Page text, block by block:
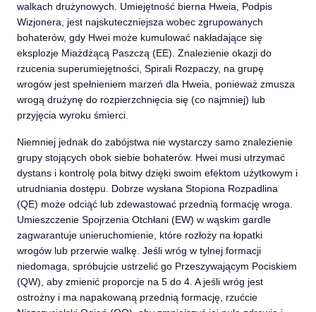
walkach drużynowych. Umiejętność bierna Hweia, Podpis
Wizjonera, jest najskuteczniejsza wobec zgrupowanych
bohaterów, gdy Hwei może kumulować nakładające się
eksplozje Miażdżącą Paszczą (EE). Znalezienie okazji do
rzucenia superumiejętności, Spirali Rozpaczy, na grupę
wrogów jest spełnieniem marzeń dla Hweia, ponieważ zmusza
wrogą drużynę do rozpierzchnięcia się (co najmniej) lub
przyjęcia wyroku śmierci.
Niemniej jednak do zabójstwa nie wystarczy samo znalezienie
grupy stojących obok siebie bohaterów. Hwei musi utrzymać
dystans i kontrolę pola bitwy dzięki swoim efektom użytkowym i
utrudniania dostępu. Dobrze wysłana Stopiona Rozpadlina
(QE) może odciąć lub zdewastować przednią formację wroga.
Umieszczenie Spojrzenia Otchłani (EW) w wąskim gardle
zagwarantuje unieruchomienie, które rozłoży na łopatki
wrogów lub przerwie walkę. Jeśli wróg w tylnej formacji
niedomaga, spróbujcie ustrzelić go Przeszywającym Pociskiem
(QW), aby zmienić proporcje na 5 do 4. A jeśli wróg jest
ostrożny i ma napakowaną przednią formację, rzućcie